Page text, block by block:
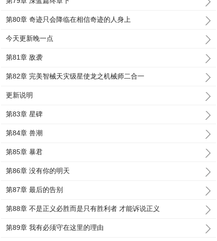
第80章 奇迹只会降临在相信奇迹的人身上
今天更新晚一点
第81章 敌袭
第82章 完美智械天灾级星使龙之机械师二合一
更新说明
第83章 星碑
第84章 兽潮
第85章 暴君
第86章 没有你的明天
第87章 最后的告别
第88章 不是正义必胜而是只有胜利者 才能诉说正义
第89章 我有必须守在这里的理由